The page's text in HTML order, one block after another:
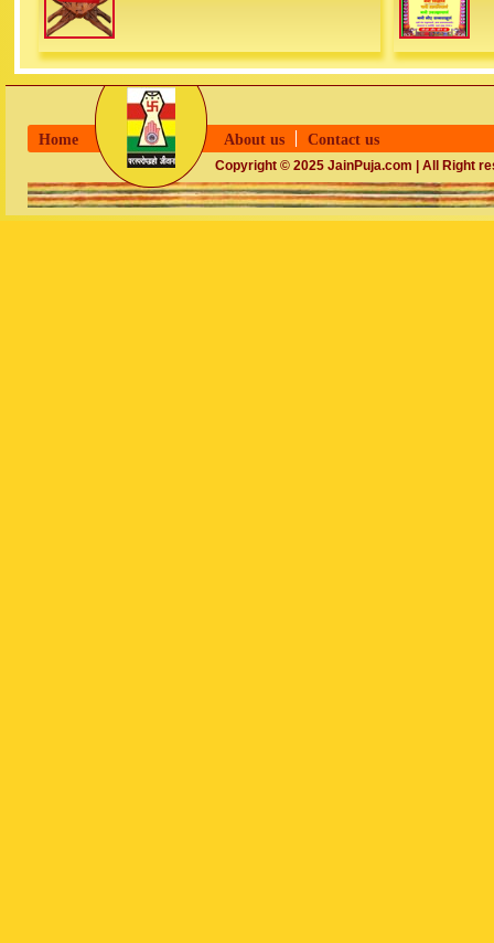
Home About us Contact us
Copyright © 2025 JainPuja.com | All Right